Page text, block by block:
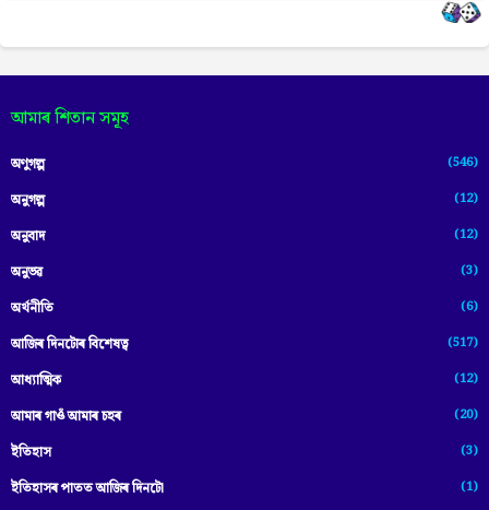
আমাৰ শিতান সমূহ
অণুগল্প (546)
অনুগল্প (12)
অনুবাদ (12)
অনুভৱ (3)
অৰ্থনীতি (6)
আজিৰ দিনটোৰ বিশেষত্ব (517)
আধ্যাত্মিক (12)
আমাৰ গাওঁ আমাৰ চহৰ (20)
ইতিহাস (3)
ইতিহাসৰ পাতত আজিৰ দিনটো (1)